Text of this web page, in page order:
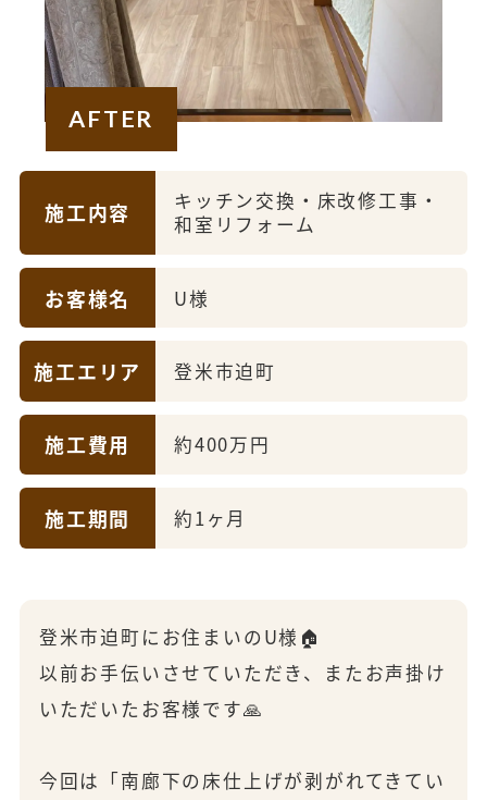
AFTER
施工内容
キッチン交換・床改修工事・
和室リフォーム
お客様名 U様
施工エリア 登米市迫町
施工費用 約400万円
施工期間 約1ヶ月
登米市迫町にお住まいのU様🏠
以前お手伝いさせていただき、またお声掛け
いただいたお客様です🙏
今回は「南廊下の床仕上げが剥がれてきてい